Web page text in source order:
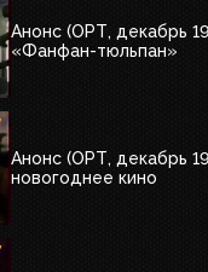
Анонс (ОРТ, декабрь
«Фанфан-тюльпан»
Анонс (ОРТ, декабрь
новогоднее кино